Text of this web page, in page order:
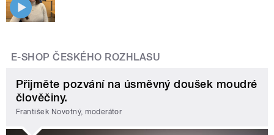
E-SHOP ČESKÉHO ROZHLASU
Přijměte pozvání na úsměvný doušek moudré
člověčiny.
František Novotný, moderátor